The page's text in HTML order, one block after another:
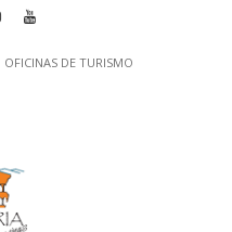
OFICINAS DE TURISMO